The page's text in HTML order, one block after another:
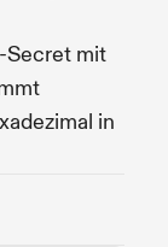
Secret mit
in